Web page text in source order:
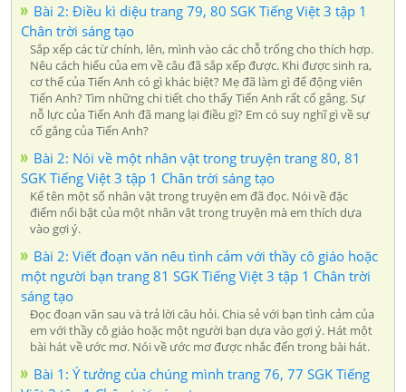
Bài 2: Điều kì diệu trang 79, 80 SGK Tiếng Việt 3 tập 1
Chân trời sáng tạo
Sắp xếp các từ chính, lên, mình vào các chỗ trống cho thích hợp.
Nêu cách hiểu của em về câu đã sắp xếp được. Khi được sinh ra,
cơ thể của Tiến Anh có gì khác biệt? Mẹ đã làm gì để động viên
Tiến Anh? Tìm những chi tiết cho thấy Tiến Anh rất cố gắng. Sự
nỗ lực của Tiến Anh đã mang lại điều gì? Em có suy nghĩ gì về sự
cố gắng của Tiến Anh?
Bài 2: Nói về một nhân vật trong truyện trang 80, 81
SGK Tiếng Việt 3 tập 1 Chân trời sáng tạo
Kể tên một số nhân vật trong truyện em đã đọc. Nói về đặc
điểm nổi bật của một nhân vật trong truyện mà em thích dựa
vào gợi ý.
Bài 2: Viết đoạn văn nêu tình cảm với thầy cô giáo hoặc
một người bạn trang 81 SGK Tiếng Việt 3 tập 1 Chân trời
sáng tạo
Đọc đoạn văn sau và trả lời câu hỏi. Chia sẻ với bạn tình cảm của
em với thầy cô giáo hoặc một người bạn dựa vào gợi ý. Hát một
bài hát về ước mơ. Nói về ước mơ được nhắc đến trong bài hát.
Bài 1: Ý tưởng của chúng mình trang 76, 77 SGK Tiếng